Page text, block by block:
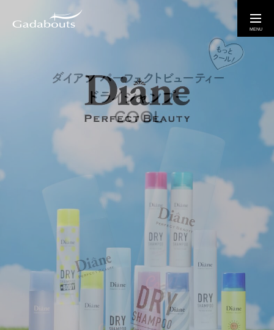
ガダバウツについて
ORDER
広告写真・映像制作のご依頼はこちら
VOICE
お客様の声